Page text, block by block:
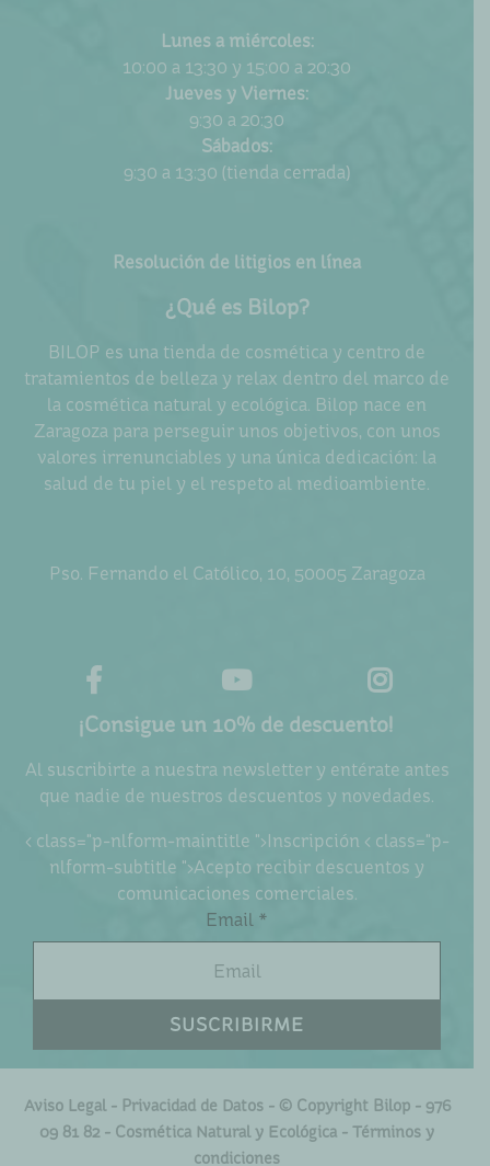
Lunes a miércoles:
10:00 a 13:30 y 15:00 a 20:30
Jueves y Viernes:
9:30 a 20:30
Sábados:
9:30 a 13:30 (tienda cerrada)
Resolución de litigios en línea
¿Qué es Bilop?
BILOP es una tienda de cosmética y centro de
tratamientos de belleza y relax dentro del marco de
la cosmética natural y ecológica. Bilop nace en
Zaragoza para perseguir unos objetivos, con unos
valores irrenunciables y una única dedicación: la
salud de tu piel y el respeto al medioambiente.
Pso. Fernando el Católico, 10, 50005 Zaragoza
¡Consigue un 10% de descuento!
Al suscribirte a nuestra newsletter y entérate antes
que nadie de nuestros descuentos y novedades.
< class="p-nlform-maintitle ">Inscripción < class="p-
nlform-subtitle ">Acepto recibir descuentos y
comunicaciones comerciales.
Email *
Aviso Legal - Privacidad de Datos- © Copyright Bilop - 976
09 81 82 - Cosmética Natural y Ecológica - Términos y
condiciones